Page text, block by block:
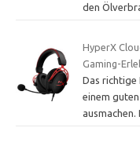
den
HyperX
Gaming-
Das richtige
einem
ausmachen.